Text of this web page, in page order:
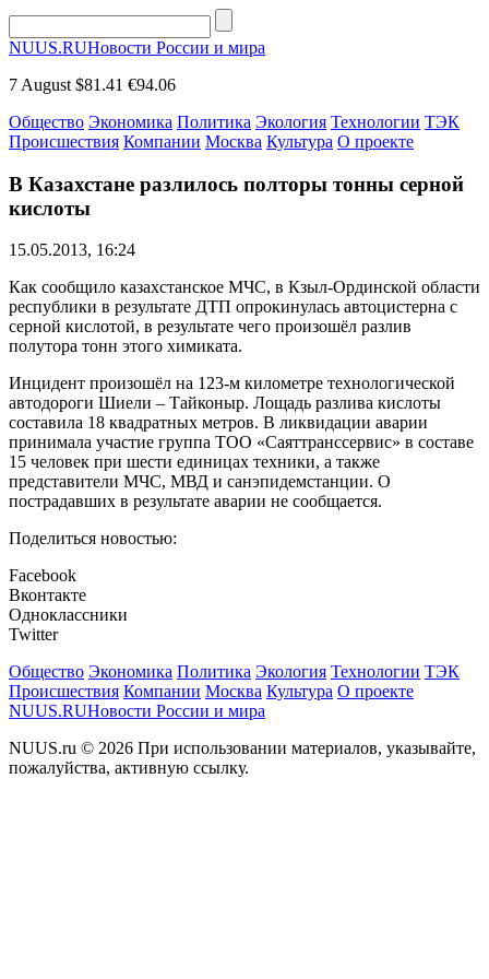
NUUS.RUНовости России и мира
7 August $81.41 €94.06
Общество Экономика Политика Экология Технологии ТЭК
Происшествия Компании Москва Культура О проекте
В Казахстане разлилось полторы тонны серной
кислоты
15.05.2013, 16:24
Как сообщило казахстанское МЧС, в Кзыл-Ординской области
республики в результате ДТП опрокинулась автоцистерна с
серной кислотой, в результате чего произошёл разлив
полутора тонн этого химиката.
Инцидент произошёл на 123-м километре технологической
автодороги Шиели – Тайконыр. Лощадь разлива кислоты
составила 18 квадратных метров. В ликвидации аварии
принимала участие группа ТОО «Саяттранссервис» в составе
15 человек при шести единицах техники, а также
представители МЧС, МВД и санэпидемстанции. О
пострадавших в результате аварии не сообщается.
Поделиться новостью:
Facebook
Вконтакте
Одноклассники
Twitter
Общество Экономика Политика Экология Технологии ТЭК
Происшествия Компании Москва Культура О проекте
NUUS.RUНовости России и мира
NUUS.ru © 2026 При использовании материалов, указывайте,
пожалуйства, активную ссылку.